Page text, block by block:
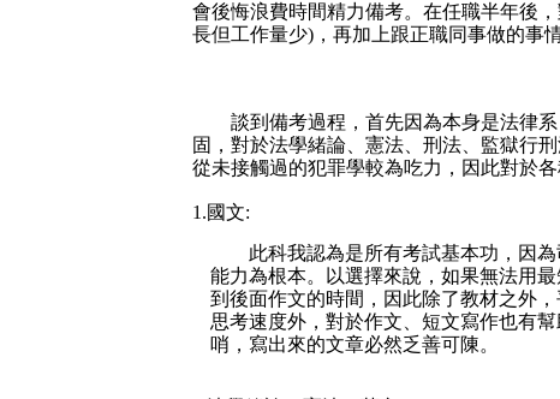
會後悔浪費時間精力備考。在任職半年後
長但工作量少)，再加上跟正職同事做的事
談到備考過程，首先因為本身是法律
固，對於法學緒論、憲法、刑法、監獄行
從未接觸過的犯罪學較為吃力，因此對於
1.國文:
此科我認為是所有考試基本功，因
能力為根本。以選擇來說，如果無法用
到後面作文的時間，因此除了教材之外
思考速度外，對於作文、短文寫作也有
哨，寫出來的文章必然乏善可陳。